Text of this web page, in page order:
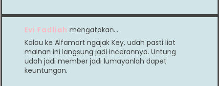
Evi Fadliah mengatakan…
Kalau ke Alfamart ngajak Key, udah pasti liat
mainan ini langsung jadi incerannya. Untung
udah jadi member jadi lumayanlah dapet
keuntungan.